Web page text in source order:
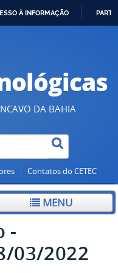
À INFORMAÇÃO
DA BAHIA
Contatos do CETEC
MENU
-
03/2022